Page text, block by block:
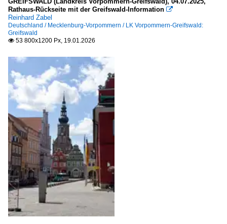
Enschede
Provinz Zuid-Holland
Den Haag
Rotterdam
Norwegen
Ostlandet - Fylke Oslo
Oslo
Trondelag - Fylke Sor-Trondelag
Trondheim
Vestlandet - Fylke Hordaland
Rathaus-Rückseite mit der Greifswald-Information 
Reinhard Zabel
Deutschland / Mecklenburg-Vorpommern / LK Vorpommern-Greifswald:
Greifswald
 53 800x1200 Px, 19.01.2026